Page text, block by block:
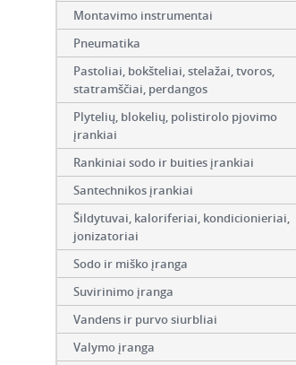
Montavimo instrumentai
Pneumatika
Pastoliai, bokšteliai, stelažai, tvoros,
statramščiai, perdangos
Plytelių, blokelių, polistirolo pjovimo
įrankiai
Rankiniai sodo ir buities įrankiai
Santechnikos įrankiai
Šildytuvai, kaloriferiai, kondicionieriai,
jonizatoriai
Sodo ir miško įranga
Suvirinimo įranga
Vandens ir purvo siurbliai
Valymo įranga